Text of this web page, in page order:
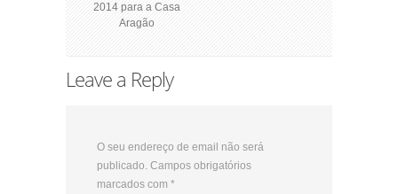
2014 para a Casa
Aragão
Leave a Reply
O seu endereço de email não será
publicado. Campos obrigatórios
marcados com *